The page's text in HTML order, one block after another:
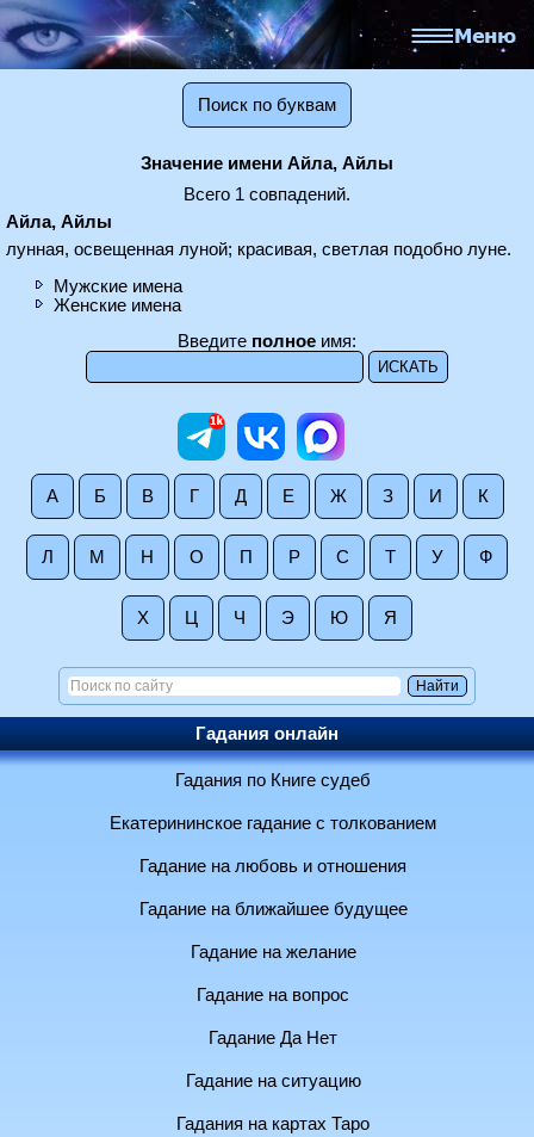
Поиск по буквам
Значение имени Айла, Айлы
Всего 1 совпадений.
Айла, Айлы
лунная, освещенная луной; красивая, светлая подобно луне.
Мужские имена
Женские имена
Введите полное имя:
А Б В Г Д Е Ж З И К
Л М Н О П Р С Т У Ф
Х Ц Ч Э Ю Я
Гадания онлайн
Гадания по Книге судеб
Екатерининское гадание с толкованием
Гадание на любовь и отношения
Гадание на ближайшее будущее
Гадание на желание
Гадание на вопрос
Гадание Да Нет
Гадание на ситуацию
Гадания на картах Таро